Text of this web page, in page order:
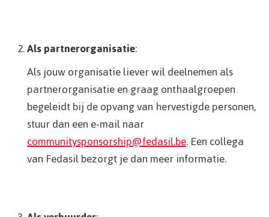
Als partnerorganisatie:
Als jouw organisatie liever wil deelnemen als
partnerorganisatie en graag onthaalgroepen
begeleidt bij de opvang van hervestigde personen,
stuur dan een e-mail naar
communitysponsorship@fedasil.be. Een collega
van Fedasil bezorgt je dan meer informatie.